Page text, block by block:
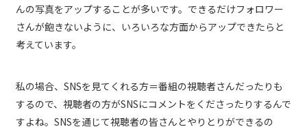
んの写真をアップすることが多いです。できるだけフォロワー
さんが飽きないように、いろいろな方面からアップできたらと
考えています。
私の場合、SNSを見てくれる方＝番組の視聴者さんだったりも
するので、視聴者の方がSNSにコメントをくださったりするんで
すよね。SNSを通じて視聴者の皆さんとやりとりができるの